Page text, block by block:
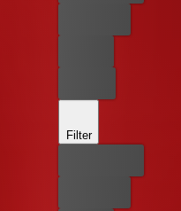
Filter